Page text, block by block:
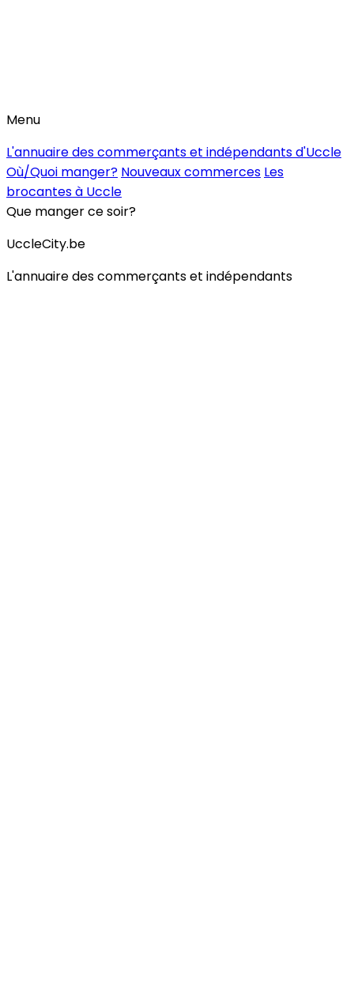
Menu
L'annuaire des commerçants et indépendants d'Uccle
Où/Quoi manger? Nouveaux commerces Les
brocantes à Uccle
Que manger ce soir?
UccleCity.be
L'annuaire des commerçants et indépendants